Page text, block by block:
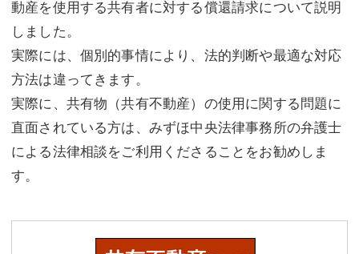
動産を使用する共有者に対する償還請求について説明
しました。
実際には、個別的事情により、法的判断や最適な対応
方法は違ってきます。
実際に、共有物（共有不動産）の使用に関する問題に
直面されている方は、みずほ中央法律事務所の弁護士
による法律相談をご利用くださることをお勧めしま
す。